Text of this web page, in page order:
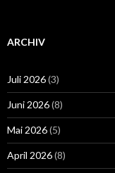
ARCHIV
Juli 2026(3)
Juni 2026(8)
Mai 2026(5)
April 2026(8)